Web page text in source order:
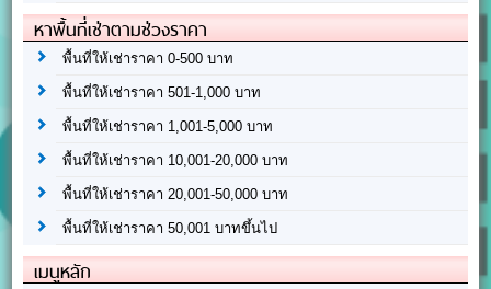
หาพื้นที่เช่าตามช่วงราคา
พื้นที่ให้เช่าราคา 0-500 บาท
พื้นที่ให้เช่าราคา 501-1,000 บาท
พื้นที่ให้เช่าราคา 1,001-5,000 บาท
พื้นที่ให้เช่าราคา 10,001-20,000 บาท
พื้นที่ให้เช่าราคา 20,001-50,000 บาท
พื้นที่ให้เช่าราคา 50,001 บาทขึ้นไป
เมนูหลัก